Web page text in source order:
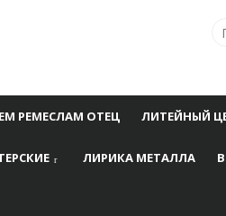
РЕМЕСЛАМ ОТЕЦ ЛИТЕЙНЫЙ
ЛИРИКА МЕТАЛЛА